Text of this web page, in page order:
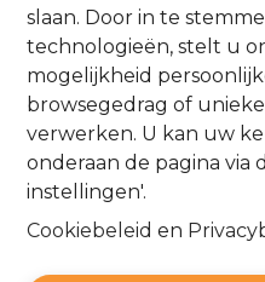
slaan. Door in te
technologieën, stelt u
mogelijkheid
browsegedrag of
verwerken. U kan uw
onderaan de pagina via
instellingen'.
Cookiebeleid en
Te koop